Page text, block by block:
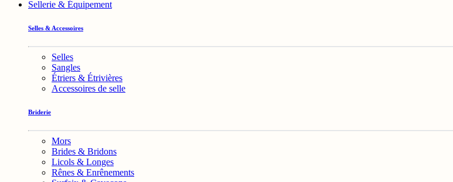
Sellerie & Équipement
Selles & Accessoires
Selles
Sangles
Étriers & Étrivières
Accessoires de selle
Briderie
Mors
Brides & Bridons
Licols & Longes
Rênes & Enrênements